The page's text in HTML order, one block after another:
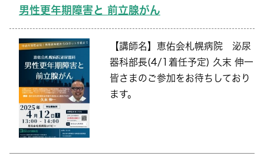
男性更年期障害と 前立腺がん
【講師名】恵佑会札幌病院 泌尿
器科部長(4/1着任予定) 久末 伸一
皆さまのご参加をお待ちしており
ます。